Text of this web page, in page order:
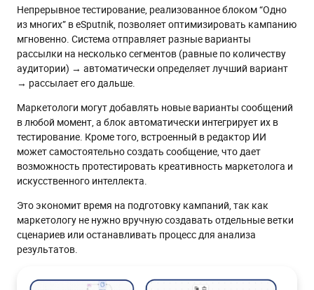
Непрерывное тестирование, реализованное блоком “Одно
из многих” в eSputnik, позволяет оптимизировать кампанию
мгновенно. Система отправляет разные варианты
рассылки на несколько сегментов (равные по количеству
аудитории) → автоматически определяет лучший вариант
→ рассылает его дальше.
Маркетологи могут добавлять новые варианты сообщений
в любой момент, а блок автоматически интегрирует их в
тестирование. Кроме того, встроенный в редактор ИИ
может самостоятельно создать сообщение, что дает
возможность протестировать креативность маркетолога и
искусственного интеллекта.
Это экономит время на подготовку кампаний, так как
маркетологу не нужно вручную создавать отдельные ветки
сценариев или останавливать процесс для анализа
результатов.